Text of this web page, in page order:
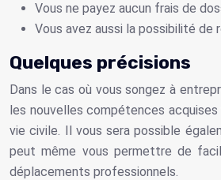
Vous ne payez aucun frais de
Vous avez aussi la possibilité de
Quelques précisions
Dans le cas où vous songez à
les nouvelles compétences
vie civile. Il vous sera possible
peut même vous permettre de
déplacements professionnels.